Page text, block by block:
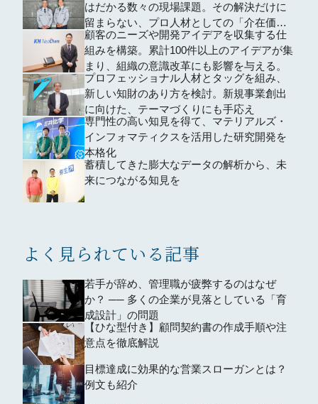
はだかる数々の現場課題。その解決だけに
留まらない、プロ人材としての「介在価
値」
顧客のニーズや開発アイデアを収集する仕
組みを構築。累計100件以上のアイデアが集
まり、組織の意識改革にも影響を与える。
プロフェッショナル人材とタッグを組み、
新しい知財のあり方を検討。新規事業創出
に向けた、テーマづくりにも手応え
専門性の高い知見を得て、マテリアルズ・
インフォマティクスを活用した研究開発を
本格化
蓄積してきた膨大なデータの解析から、未
来につながる知見を
よく見られている記事
若手が辞め、管理職が疲弊するのはなぜ
か？ ── 多くの企業が見落としている「育
成設計」の問題
【ひな型付き】顧問契約書の作成手順や注
意点を徹底解説
目標達成に効果的な営業スローガンとは？
例文も紹介